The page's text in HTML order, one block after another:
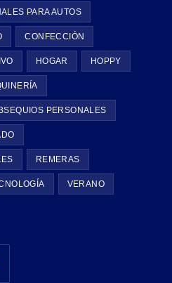
PARA AUTOS
CONFECCIÓN
HOGAR HOPPY
PERSONALES
REMERAS
VERANO